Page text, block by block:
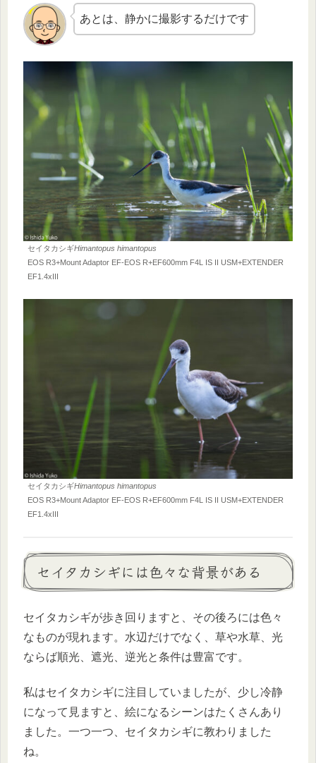
あとは、静かに撮影するだけです
セイタカシギHimantopus himantopus
EOS R3+Mount Adaptor EF-EOS R+EF600mm F4L IS II USM+EXTENDER
EF1.4xIII
セイタカシギHimantopus himantopus
EOS R3+Mount Adaptor EF-EOS R+EF600mm F4L IS II USM+EXTENDER
EF1.4xIII
セイタカシギには色々な背景がある
セイタカシギが歩き回りますと、その後ろには色々
なものが現れます。水辺だけでなく、草や水草、光
ならば順光、遮光、逆光と条件は豊富です。
私はセイタカシギに注目していましたが、少し冷静
になって見ますと、絵になるシーンはたくさんあり
ました。一つ一つ、セイタカシギに教わりました
ね。